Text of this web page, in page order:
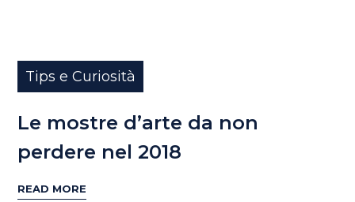
Tips e Curiosità
Le mostre d’arte da non
perdere nel 2018
READ MORE